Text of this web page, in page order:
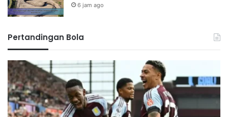
6 jam ago
Pertandingan Bola